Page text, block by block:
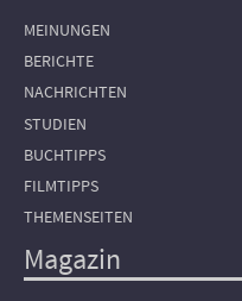
MEINUNGEN
BERICHTE
NACHRICHTEN
STUDIEN
BUCHTIPPS
FILMTIPPS
THEMENSEITEN
Magazin